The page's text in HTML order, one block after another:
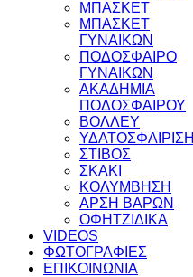
ΜΠΑΣΚΕΤ
ΜΠΑΣΚΕΤ
ΓΥΝΑΙΚΩΝ
ΠΟΔΟΣΦΑΙΡΟ
ΓΥΝΑΙΚΩΝ
ΑΚΑΔΗΜΙΑ
ΠΟΔΟΣΦΑΙΡΟΥ
ΒΟΛΛΕΥ
ΥΔΑΤΟΣΦΑΙΡΙΣΗ
ΣΤΙΒΟΣ
ΣΚΑΚΙ
ΚΟΛΥΜΒΗΣΗ
ΑΡΣΗ ΒΑΡΩΝ
ΟΦΗΤΖΙΔΙΚΑ
VIDEOS
ΦΩΤΟΓΡΑΦΙΕΣ
ΕΠΙΚΟΙΝΩΝΙΑ